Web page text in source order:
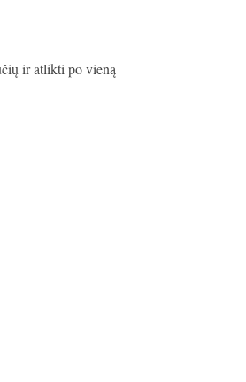
ir atlikti po vieną